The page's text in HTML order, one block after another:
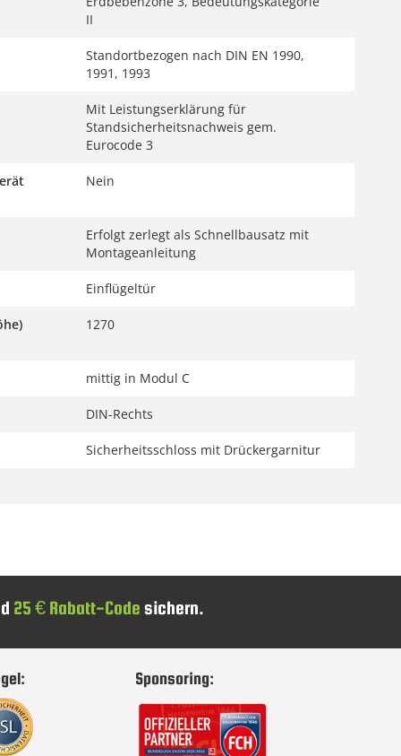
II
Standortbezogen nach DIN EN 1990,
1991, 1993
Mit Leistungserklärung für
Standsicherheitsnachweis gem.
Eurocode 3
Nein
Erfolgt zerlegt als Schnellbausatz mit
Montageanleitung
Einflügeltür
1270
mittig in Modul C
DIN-Rechts
Sicherheitsschloss mit Drückergarnitur
25 € Rabatt-Code sichern.
Sponsoring: